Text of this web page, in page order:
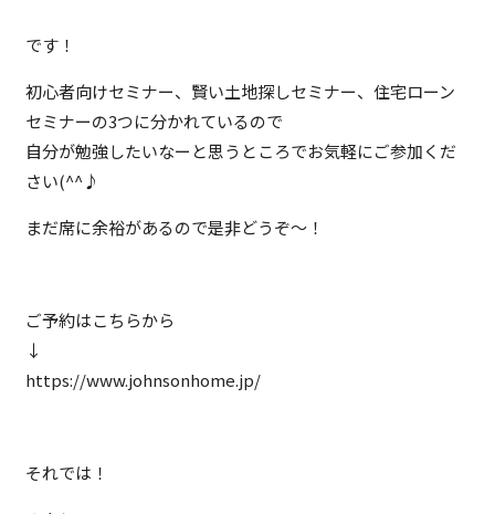
です！
初心者向けセミナー、賢い土地探しセミナー、住宅ローン
セミナーの3つに分かれているので
自分が勉強したいなーと思うところでお気軽にご参加くだ
さい(^^♪
まだ席に余裕があるので是非どうぞ～！
ご予約はこちらから
↓
https://www.johnsonhome.jp/
それでは！